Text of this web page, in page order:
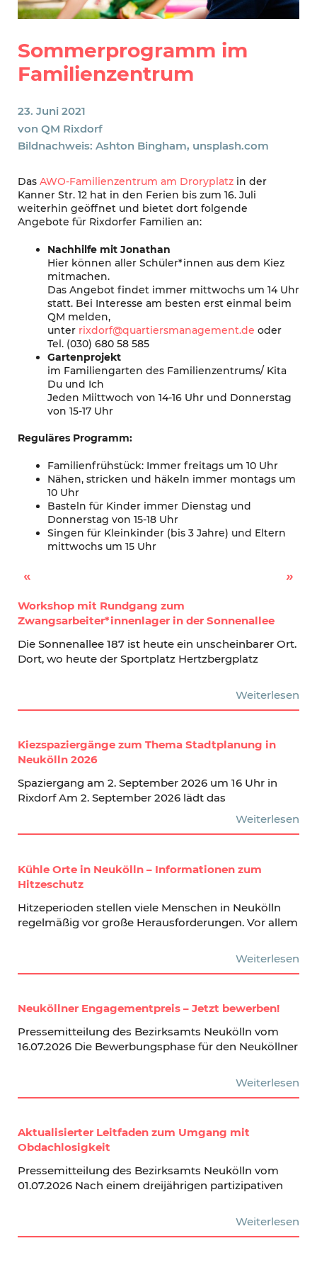
Sommerprogramm im
Familienzentrum
23. Juni 2021
von QM Rixdorf
Bildnachweis: Ashton Bingham, unsplash.com
Das AWO-Familienzentrum am Droryplatz in der
Kanner Str. 12 hat in den Ferien bis zum 16. Juli
weiterhin geöffnet und bietet dort folgende
Angebote für Rixdorfer Familien an:
Nachhilfe mit Jonathan
Hier können aller Schüler*innen aus dem Kiez
mitmachen.
Das Angebot findet immer mittwochs um 14 Uhr
statt. Bei Interesse am besten erst einmal beim
QM melden,
unter rixdorf@quartiersmanagement.de oder
Tel. (030) 680 58 585
Gartenprojekt
im Familiengarten des Familienzentrums/ Kita
Du und Ich
Jeden Miittwoch von 14-16 Uhr und Donnerstag
von 15-17 Uhr
Reguläres Programm:
Familienfrühstück: Immer freitags um 10 Uhr
Nähen, stricken und häkeln immer montags um
10 Uhr
Basteln für Kinder immer Dienstag und
Donnerstag von 15-18 Uhr
Singen für Kleinkinder (bis 3 Jahre) und Eltern
mittwochs um 15 Uhr
Workshop mit Rundgang zum
Zwangsarbeiter*innenlager in der Sonnenallee
Die Sonnenallee 187 ist heute ein unscheinbarer Ort.
Dort, wo heute der Sportplatz Hertzbergplatz
Weiterlesen
Kiezspaziergänge zum Thema Stadtplanung in
Neukölln 2026
Spaziergang am 2. September 2026 um 16 Uhr in
Rixdorf Am 2. September 2026 lädt das
Weiterlesen
Kühle Orte in Neukölln – Informationen zum
Hitzeschutz
Hitzeperioden stellen viele Menschen in Neukölln
regelmäßig vor große Herausforderungen. Vor allem
Weiterlesen
Neuköllner Engagementpreis – Jetzt bewerben!
Pressemitteilung des Bezirksamts Neukölln vom
16.07.2026 Die Bewerbungsphase für den Neuköllner
Weiterlesen
Aktualisierter Leitfaden zum Umgang mit
Obdachlosigkeit
Pressemitteilung des Bezirksamts Neukölln vom
01.07.2026 Nach einem dreijährigen partizipativen
Weiterlesen